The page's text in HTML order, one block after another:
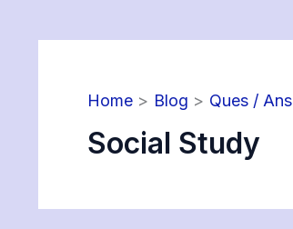
Home Blog Ques / Ans
Social Study